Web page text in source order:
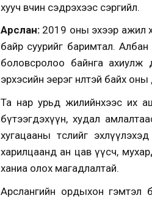
хууч өвчин сэдрэхээс сэргийл.
Арслан: 2019 оны эхээр ажил
байр суурийг баримтал.
боловсролоо байнга ахиулж
эрхэсийн эерэг нөлөөтэй байх
Та нар урьд жилийнхээс их
бүтээгдэхүүн, худал
хугацааны төслийг
харилцаанд ан цав үүсч,
ханиа олох магадлалтай.
Арслангийн ордыхон гэмтэл